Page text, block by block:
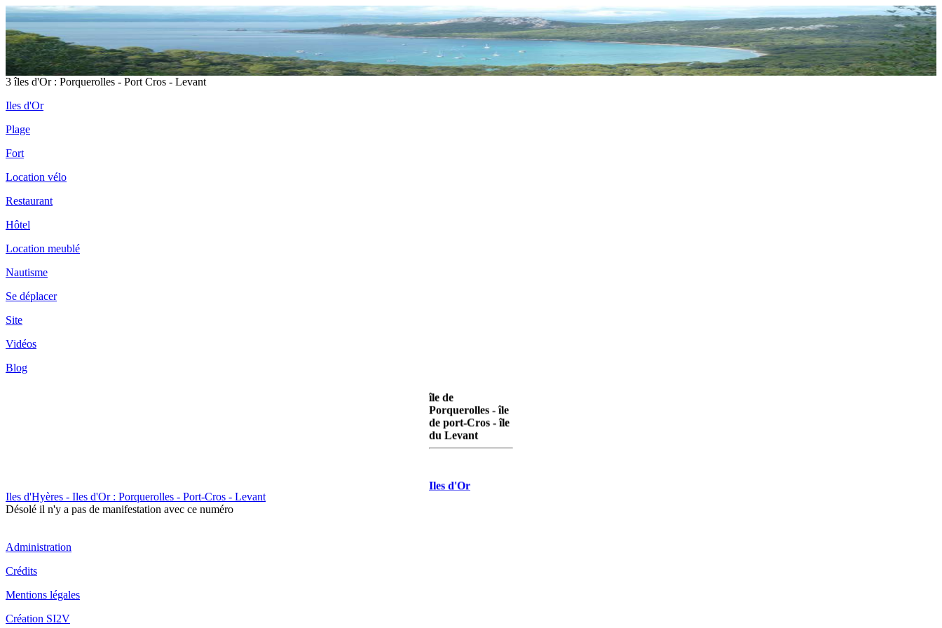
3 îles d'Or : Porquerolles - Port Cros - Levant
Iles d'Or
Plage
Fort
Location vélo
Restaurant
Hôtel
Location meublé
Nautisme
Se déplacer
Site
Vidéos
Blog
île de
Porquerolles - île
de port-Cros - île
du Levant
Iles d'Or
Porquerolles
Iles d'Hyères - Iles d'Or : Porquerolles - Port-Cros - Levant
Désolé il n'y a pas de manifestation avec ce numéro
Administration
Crédits
Mentions légales
Création SI2V